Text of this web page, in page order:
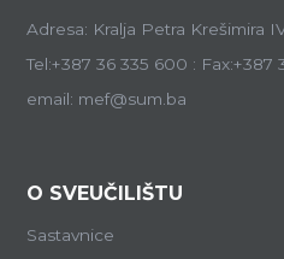
Adresa: Kralja Petra Krešimira
Tel:+387 36 335 600 : Fax:+387
email: mef@sum.ba
O SVEUČILIŠTU
Sastavnice